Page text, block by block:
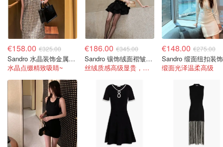
€158.00 €325.00
Sandro 水晶装饰金属感斜纹迷你连衣裙
水晶点缀精致吸睛~
€186.00 €345.00
Sandro 镶饰绒面褶皱迷你连衣裙
丝绒质感高级显贵，荷叶边设计灵动又浪漫
€148.00 €275.00
缎面光泽温柔高级